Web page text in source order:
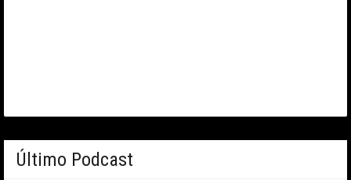
Último Podcast